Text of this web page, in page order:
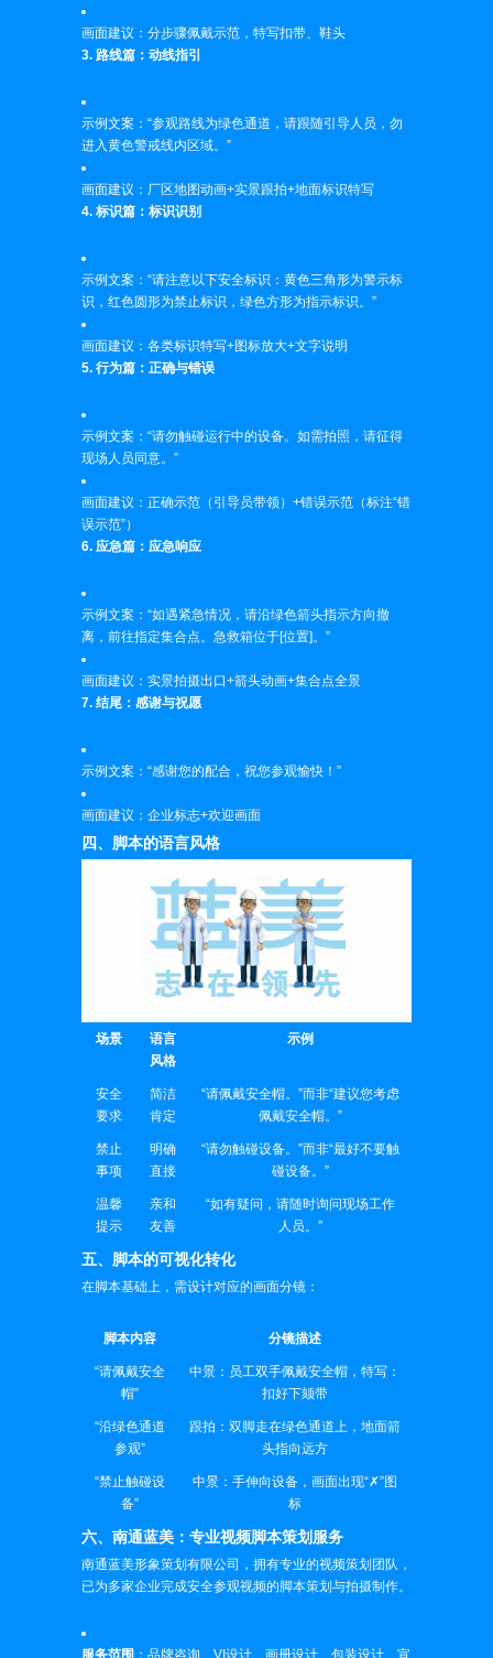
画面建议：分步骤佩戴示范，特写扣带、鞋头
3. 路线篇：动线指引
示例文案：“参观路线为绿色通道，请跟随引导人员，勿
进入黄色警戒线内区域。”
画面建议：厂区地图动画+实景跟拍+地面标识特写
4. 标识篇：标识识别
示例文案：“请注意以下安全标识：黄色三角形为警示标
识，红色圆形为禁止标识，绿色方形为指示标识。”
画面建议：各类标识特写+图标放大+文字说明
5. 行为篇：正确与错误
示例文案：“请勿触碰运行中的设备。如需拍照，请征得
现场人员同意。”
画面建议：正确示范（引导员带领）+错误示范（标注“错
误示范”）
6. 应急篇：应急响应
示例文案：“如遇紧急情况，请沿绿色箭头指示方向撤
离，前往指定集合点。急救箱位于[位置]。”
画面建议：实景拍摄出口+箭头动画+集合点全景
7. 结尾：感谢与祝愿
示例文案：“感谢您的配合，祝您参观愉快！”
画面建议：企业标志+欢迎画面
四、脚本的语言风格
场景
语言
风格
示例
安全
要求
简洁
肯定
“请佩戴安全帽。”而非“建议您考虑
佩戴安全帽。”
禁止
事项
明确
直接
“请勿触碰设备。”而非“最好不要触
碰设备。”
温馨
提示
亲和
友善
“如有疑问，请随时询问现场工作
人员。”
五、脚本的可视化转化
在脚本基础上，需设计对应的画面分镜：
脚本内容 分镜描述
“请佩戴安全
帽”
中景：员工双手佩戴安全帽，特写：
扣好下颏带
“沿绿色通道
参观”
跟拍：双脚走在绿色通道上，地面箭
头指向远方
“禁止触碰设
备”
中景：手伸向设备，画面出现“✗”图
标
六、南通蓝美：专业视频脚本策划服务
南通蓝美形象策划有限公司，拥有专业的视频策划团队，
已为多家企业完成安全参观视频的脚本策划与拍摄制作。
服务范围 ：品牌咨询、VI设计、画册设计、包装设计、宣